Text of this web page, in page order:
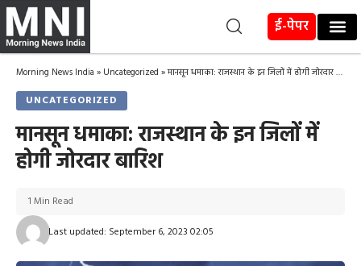
ई-पेपर
Morning News India » Uncategorized »मानसून धमाका: राजस्थान के इन जिलों में होगी जोरदार बारिश
UNCATEGORIZED
मानसून धमाका: राजस्थान के इन जिलों में
होगी जोरदार बारिश
Last updated: September 6, 2023 02:05
1 Min Read